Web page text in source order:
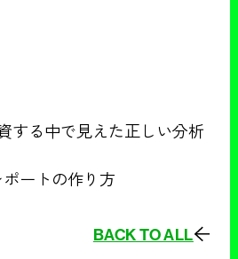
する中で見えた正しい分析
ートの作り方
BACK TO ALL